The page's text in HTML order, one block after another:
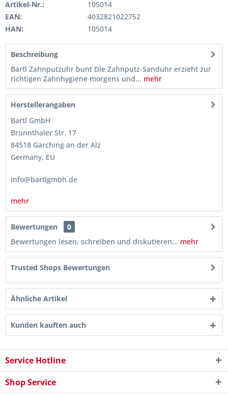
Artikel-Nr.:
105014
EAN:
4032821022752
HAN:
105014
Beschreibung
Bartl Zahnputzuhr bunt Die Zahnputz-Sanduhr erzieht zur
richtigen Zahnhygiene morgens und... mehr
Herstellerangaben
Bartl GmbH
Brunnthaler Str. 17
84518 Garching an der Alz
Germany, EU
info@bartlgmbh.de
mehr
Bewertungen
0
Bewertungen lesen, schreiben und diskutieren... mehr
Trusted Shops Bewertungen
Ähnliche Artikel
Kunden kauften auch
Service Hotline
Shop Service